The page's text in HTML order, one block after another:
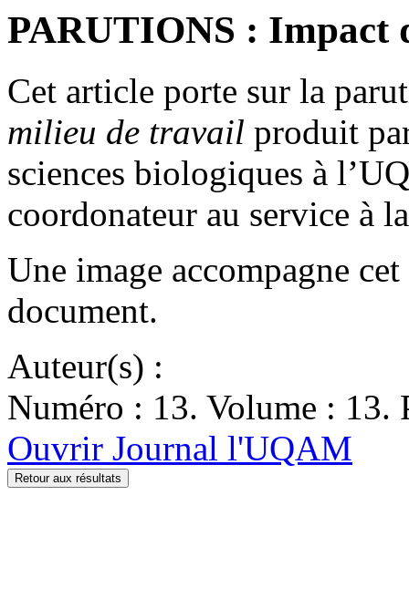
PARUTIONS : Impact
Cet article porte sur la
milieu de travail produit
sciences biologiques à
coordonateur au service à
Une image accompagne
document.
Auteur(s) :
Numéro : 13. Volume : 13.
Ouvrir Journal l'UQAM
Retour aux résultats